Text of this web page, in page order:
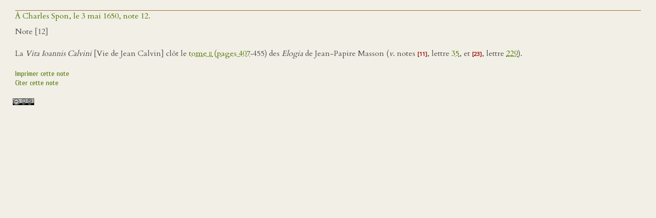
À Charles Spon, le 3 mai 1650, note 12.
Note [12]
La Vita Ioannis Calvini[Vie de Jean Calvin] clôt le tomeii(pages 407‑455) des Elogiade Jean-Papire Masson (v. notes [11], lettre 35, et [23], lettre 229).
Imprimer cette note
Citer cette note